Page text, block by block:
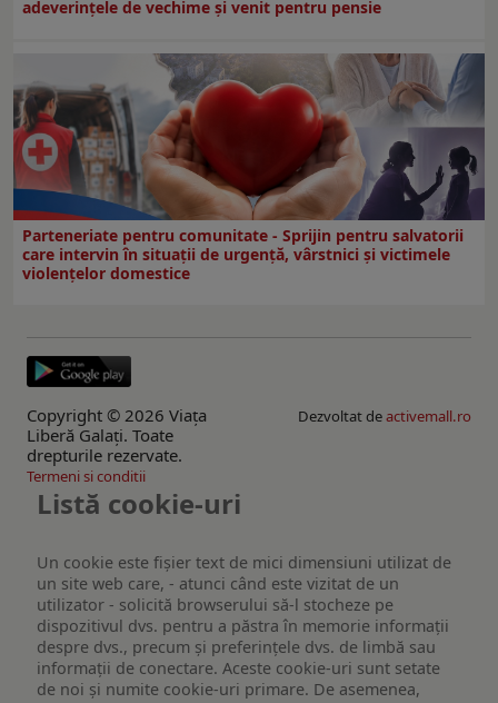
adeverințele de vechime și venit pentru pensie
Parteneriate pentru comunitate - Sprijin pentru salvatorii
care intervin în situații de urgență, vârstnici și victimele
violențelor domestice
Copyright © 2026 Viaţa
Liberă Galaţi. Toate
drepturile rezervate.
Dezvoltat deactivemall.ro
Termeni si conditii
Listă cookie-uri
Un cookie este fişier text de mici dimensiuni utilizat de
un site web care, - atunci când este vizitat de un
utilizator - solicită browserului să-l stocheze pe
dispozitivul dvs. pentru a păstra în memorie informații
despre dvs., precum și preferințele dvs. de limbă sau
informații de conectare. Aceste cookie-uri sunt setate
de noi și numite cookie-uri primare. De asemenea,